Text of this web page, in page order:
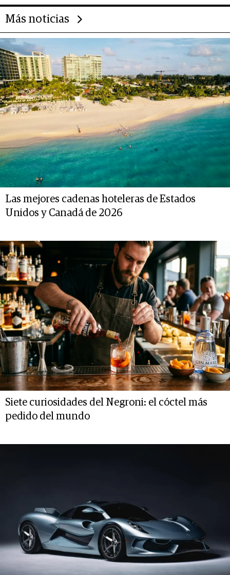
Más noticias
Las mejores cadenas hoteleras de Estados
Unidos y Canadá de 2026
Siete curiosidades del Negroni: el cóctel más
pedido del mundo